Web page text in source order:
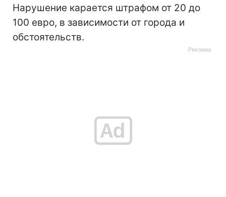
Нарушение карается штрафом от 20 до
100 евро, в зависимости от города и
обстоятельств.